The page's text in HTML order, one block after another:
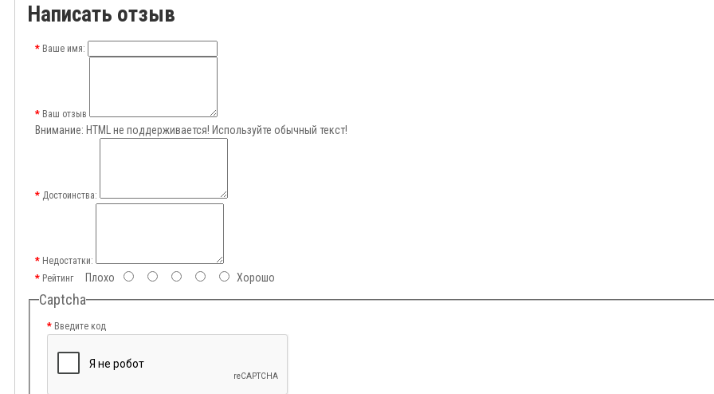
Написать отзыв
Ваше имя:
Ваш отзыв
Внимание: HTML не поддерживается! Используйте обычный текст!
Достоинства:
Недостатки:
РейтингПлохо Хорошо
Captcha
Введите код